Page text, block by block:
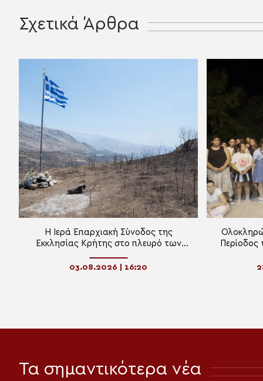
Σχετικά Άρθρα
Η Ιερά Επαρχιακή Σύνοδος της
Εκκλησίας Κρήτης στο πλευρό των
έμπρακτη στήριξη
03.08.2026 | 16:20
Περίοδος
Τα σημαντικότερα νέα